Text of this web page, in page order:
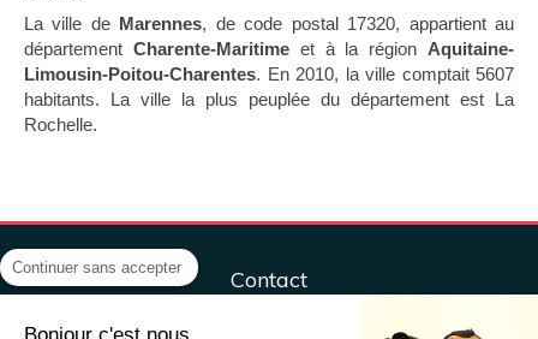
La ville de Marennes, de code postal 17320, appartient au
département Charente-Maritimeet à la région Aquitaine-
Limousin-Poitou-Charentes. En 2010, la ville comptait 5607
habitants. La ville la plus peuplée du département est La
Rochelle.
Contact
Centre ÔM&Co, sport, santé, bien-être
Continuer sans accepter